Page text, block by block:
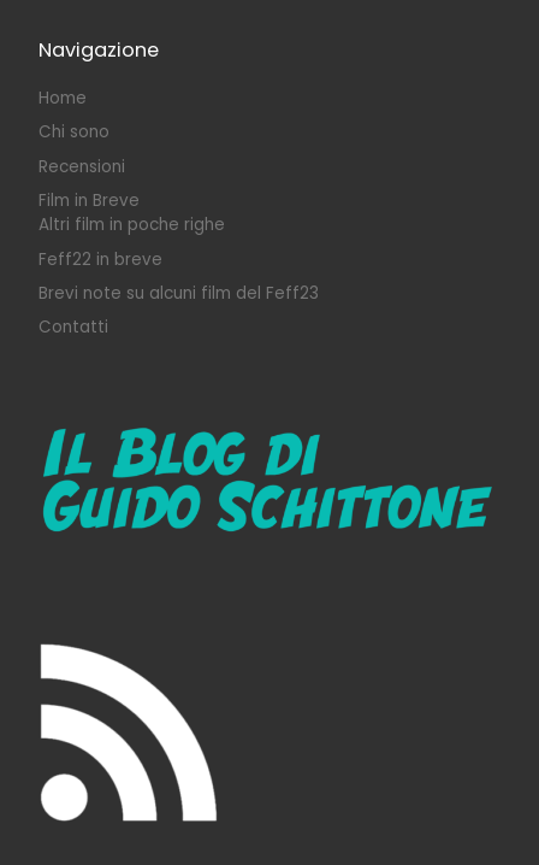
Navigazione
Home
Chi sono
Recensioni
Film in Breve
Altri film in poche righe
Feff22 in breve
Brevi note su alcuni film del Feff23
Contatti